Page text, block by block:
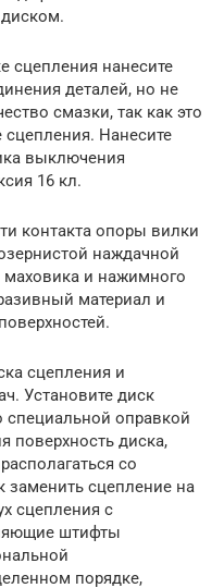
сцепления нанесите
деталей, но не
смазки, так как это
сцепления. Нанесите
выключения
16 кл.
контакта опоры вилки
наждачной
маховика и нажимного
материал и
сцепления и
Установите диск
специальной оправкой
поверхность диска,
со
сцепление на
сцепления с
штифты
порядке,